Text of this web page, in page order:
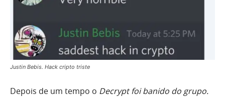
Justin Bebis. Hack cripto triste
Depois de um tempo o Decrypt foi banido do grupo.